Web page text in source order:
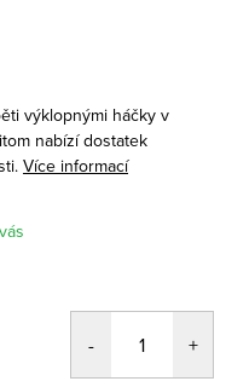
výklopnými háčky v
nabízí dostatek
Více informací